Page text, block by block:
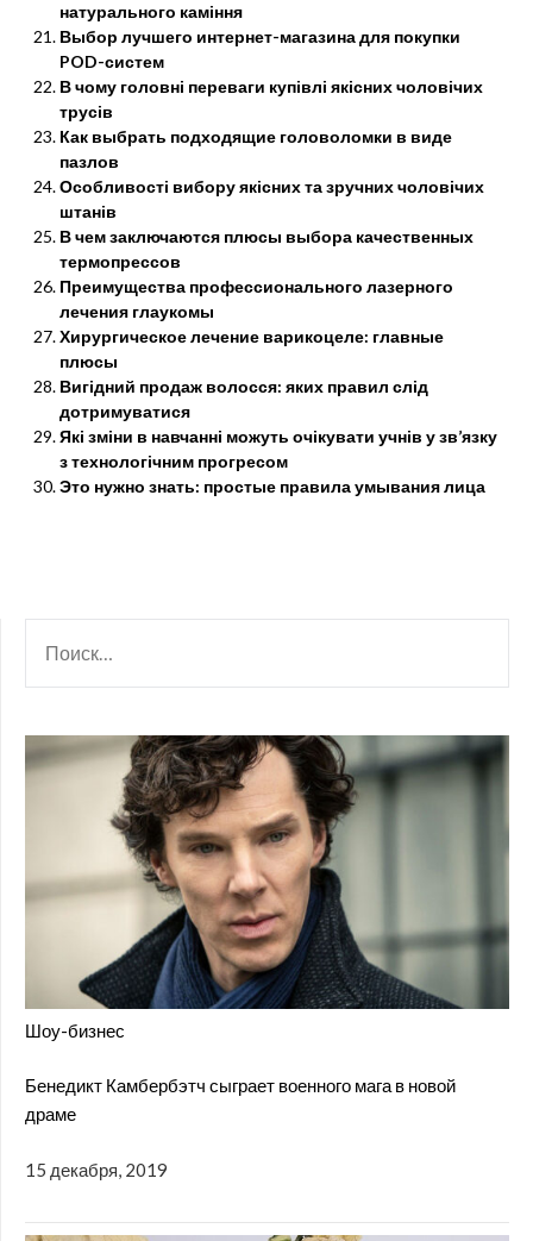
натурального каміння
Выбор лучшего интернет-магазина для покупки
POD-систем
В чому головні переваги купівлі якісних чоловічих
трусів
Как выбрать подходящие головоломки в виде
пазлов
Особливості вибору якісних та зручних чоловічих
штанів
В чем заключаются плюсы выбора качественных
термопрессов
Преимущества профессионального лазерного
лечения глаукомы
Хирургическое лечение варикоцеле: главные
плюсы
Вигідний продаж волосся: яких правил слід
дотримуватися
Які зміни в навчанні можуть очікувати учнів у зв’язку
з технологічним прогресом
Это нужно знать: простые правила умывания лица
Шоу-бизнес
Бенедикт Камбербэтч сыграет военного мага в новой
драме
15 декабря, 2019